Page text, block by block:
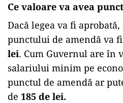
Ce valoare va avea
Dacă legea va fi
punctului de amendă va
lei. Cum Guvernul are în
salariului minim pe
punctul de amendă ar
de 185 de lei.